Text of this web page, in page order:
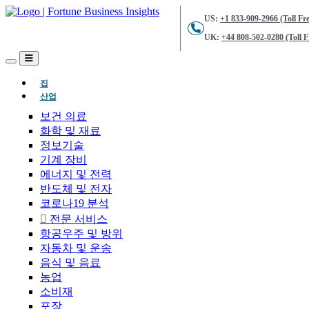
US: +1 833-909-2966 (Toll
UK: +44 808-502-0280 (Toll
집(현재의)
산업
보건 의료
화학 및 재료
정보기술
기계 장비
에너지 및 전력
반도체 및 전자
코로나19 분석
전문 서비스
항공우주 및 방위
자동차 및 운송
음식 및 음료
농업
소비재
포장